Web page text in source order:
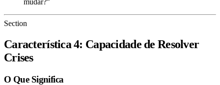
Section
Característica 4: Capacidade de Resolver
Crises
O Que Significa